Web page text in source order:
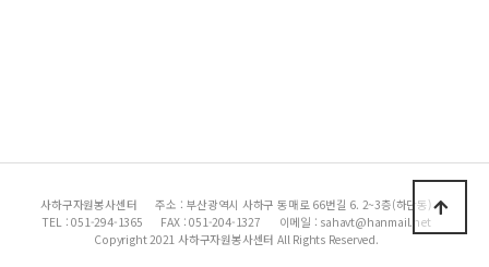
사하구자원봉사센터
주소 : 부산광역시 사하구 동매로 66번길 6. 2~3층(하단동)
TEL : 051-294-1365
FAX : 051-204-1327
이메일 : sahavt@hanmail.net
Copyright 2021 사하구자원봉사센터 All Rights Reserved.